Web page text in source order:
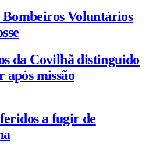
Bombeiros Voluntários
da Covilhã distinguido
após missão
a fugir de